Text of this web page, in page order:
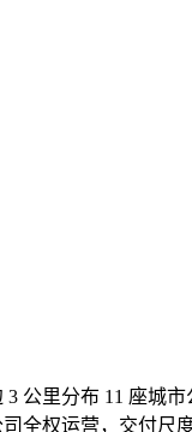
公里分布 11 座城市
全权运营，交付尺